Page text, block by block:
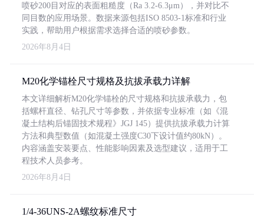
喷砂200目对应的表面粗糙度（Ra 3.2-6.3μm），并对比不
同目数的应用场景。数据来源包括ISO 8503-1标准和行业
实践，帮助用户根据需求选择合适的喷砂参数。
2026年8月4日
M20化学锚栓尺寸规格及抗拔承载力详解
本文详细解析M20化学锚栓的尺寸规格和抗拔承载力，包
括螺杆直径、钻孔尺寸等参数，并依据专业标准（如《混
凝土结构后锚固技术规程》JGJ 145）提供抗拔承载力计算
方法和典型数值（如混凝土强度C30下设计值约80kN）。
内容涵盖安装要点、性能影响因素及选型建议，适用于工
程技术人员参考。
2026年8月4日
1/4-36UNS-2A螺纹标准尺寸